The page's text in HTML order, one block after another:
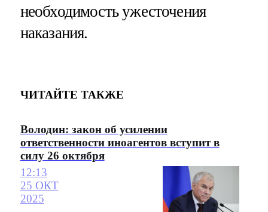
необходимость ужесточения
наказания.
ЧИТАЙТЕ ТАКЖЕ
Володин: закон об усилении
ответственности иноагентов вступит в
силу 26 октября
12:13
25 ОКТ
2025